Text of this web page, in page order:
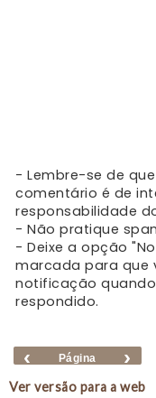
- Lembre-se de
comentário é de
responsabilidade
- Não pratique
- Deixe a opção
marcada para que
notificação
respondido.
‹ ›
Página
Ver versão para a web